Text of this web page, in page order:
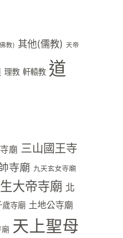
教) 其他(儒教) 天帝
理教 軒轅教 道
廟 三山國王寺
寺廟 九天玄女寺廟
大帝寺廟 北
歲寺廟 土地公寺廟
天上聖母